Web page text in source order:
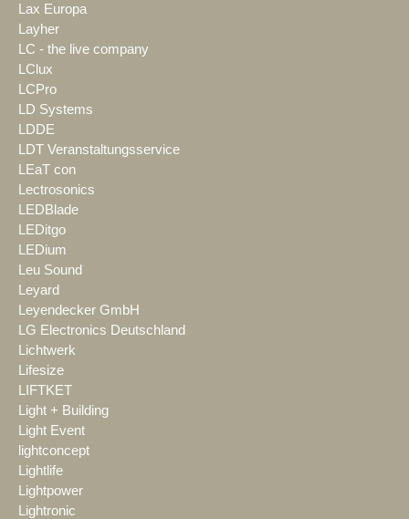
Lax Europa
Layher
LC - the live company
LClux
LCPro
LD Systems
LDDE
LDT Veranstaltungsservice
LEaT con
Lectrosonics
LEDBlade
LEDitgo
LEDium
Leu Sound
Leyard
Leyendecker GmbH
LG Electronics Deutschland
Lichtwerk
Lifesize
LIFTKET
Light + Building
Light Event
lightconcept
Lightlife
Lightpower
Lightronic